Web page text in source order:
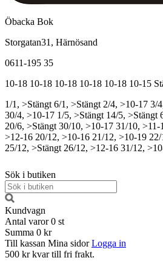
Öbacka Bok
Storgatan31, Härnösand
0611-195 35
10-18 10-18 10-18 10-18 10-18 10-15
1/1, >Stängt 6/1, >Stängt 2/4, >10-17 3/
30/4, >10-17 1/5, >Stängt 14/5, >Stängt
20/6, >Stängt 30/10, >10-17 31/10, >11-
>12-16 20/12, >10-16 21/12, >10-19
25/12, >Stängt 26/12, >12-16 31/12,
Sök i butiken
Kundvagn
Antal varor 0 st
Summa 0 kr
Till kassan Mina sidor Logga in
500 kr kvar till fri frakt.